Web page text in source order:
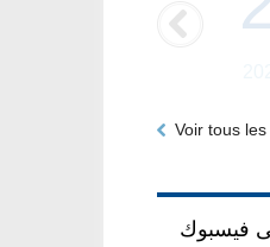
Voir tous
فيسبوك